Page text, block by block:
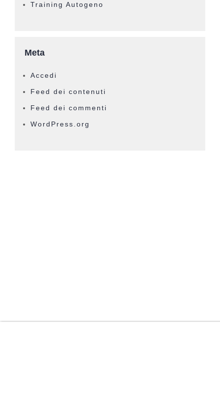
Training Autogeno
Meta
Accedi
Feed dei contenuti
Feed dei commenti
WordPress.org